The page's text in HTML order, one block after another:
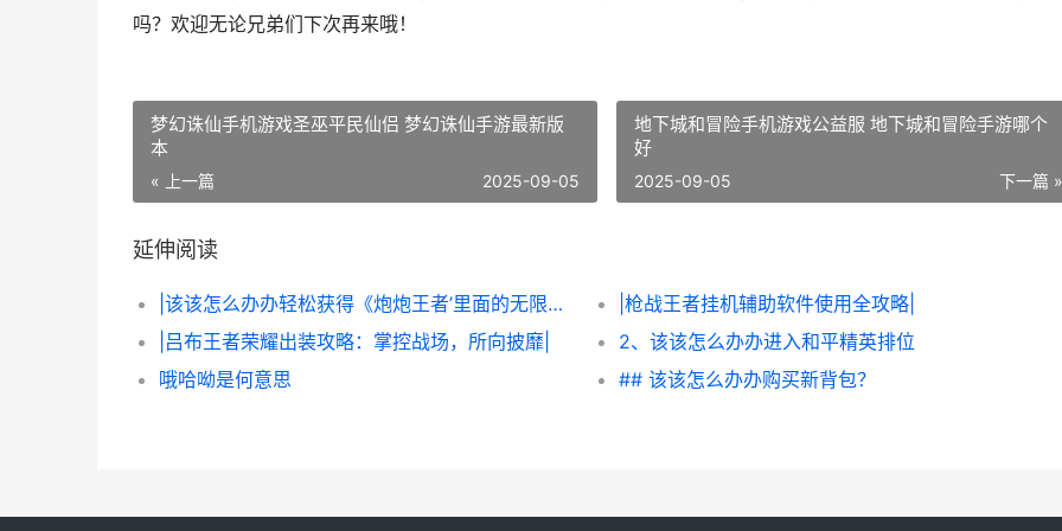
吗？欢迎无论兄弟们下次再来哦！
梦幻诛仙手机游戏圣巫平民仙侣 梦幻诛仙手游最新版
本
« 上一篇 2025-09-05
地下城和冒险手机游戏公益服 地下城和冒险手游哪个
好
下一篇 »
2025-09-05
延伸阅读
|该该怎么办办轻松获得《炮炮王者’里面的无限金币和星星|
|枪战王者挂机辅助软件使用全攻略|
|吕布王者荣耀出装攻略：掌控战场，所向披靡|
2、该该怎么办办进入和平精英排位
哦哈呦是何意思
## 该该怎么办办购买新背包？